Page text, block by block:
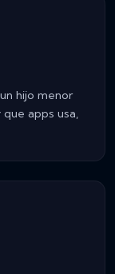
hijo menor
apps usa,